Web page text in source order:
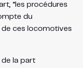
“les procédures
du
de ces locomotives
de la part